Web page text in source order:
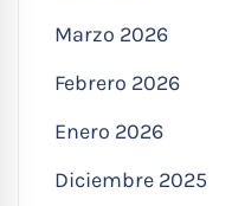
Marzo 2026
Febrero 2026
Enero 2026
Diciembre 2025